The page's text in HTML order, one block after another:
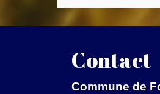
Contact
Commune de